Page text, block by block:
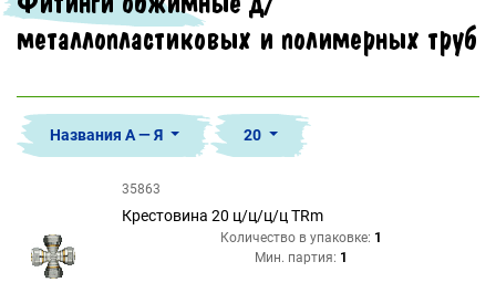
металлопластиковых и полимерных труб
Названия А — Я 20
35863
Крестовина 20 ц/ц/ц/ц TRm
Количество в упаковке: 1
Мин. партия: 1